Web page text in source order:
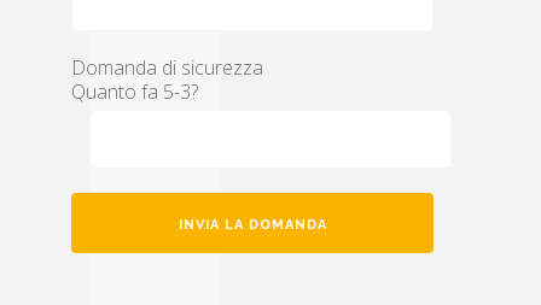
Domanda di sicurezza
Quanto fa 5-3?